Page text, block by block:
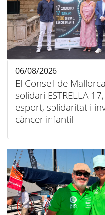
El Consell de
solidari ESTRELLA
esport, solidaritat i
càncer infantil
06/08/2026